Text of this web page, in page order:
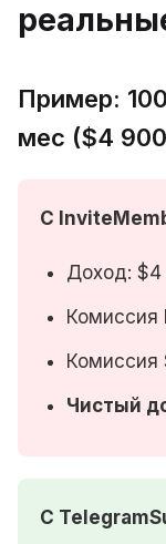
Пример:
мес ($4
С
Доход: $4
Комиссия
Комиссия
Чистый
С